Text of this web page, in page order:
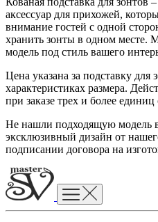
аксессуар для прихожей,
внимание гостей с одной
хранить зонты в одном месте.
модель под стиль вашего
Цена указана за подставку для
характеристиках размера.
при заказе трех и более
Не нашли подходящую модель в
эксклюзивный дизайн от
подписании договора на